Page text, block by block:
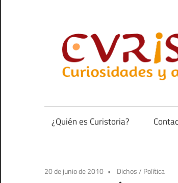
contenido
anécdotas
de
¿Quién es Curistoria?
20 de junio de 2010 Dichos/ Política